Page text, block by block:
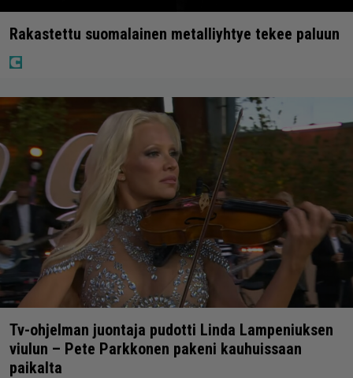
Rakastettu suomalainen metalliyhtye tekee paluun
Tv-ohjelman juontaja pudotti Linda Lampeniuksen
viulun – Pete Parkkonen pakeni kauhuissaan
paikalta